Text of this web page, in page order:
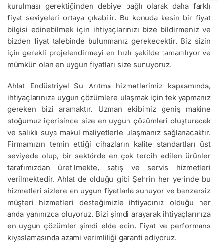
kurulması gerektiğinden debiye bağlı olarak daha farklı
fiyat seviyeleri ortaya çıkabilir. Bu konuda kesin bir fiyat
bilgisi edinebilmek için ihtiyaçlarınızı bize bildirmeniz ve
bizden fiyat talebinde bulunmanız gerekecektir. Biz sizin
için gerekli projelendirmeyi en hızlı şekilde tamamlıyor ve
mümkün olan en uygun fiyatları size sunuyoruz.
Ahlat Endüstriyel Su Arıtma hizmetlerimiz kapsamında,
ihtiyaçlarınıza uygun çözümlere ulaşmak için tek yapmanız
gereken bizi aramaktır. Uzman ekibimiz geniş makine
stoğumuz içerisinde size en uygun çözümleri oluşturacak
ve salıklı suya makul maliyetlerle ulaşmanız sağlanacaktır.
Firmamızın temin ettiği cihazların kalite standartları üst
seviyede olup, bir sektörde en çok tercih edilen ürünler
tarafımızdan üretilmekte, satış ve servis hizmetleri
verilmektedir. Ahlat de olduğu gibi Şehrin her yerinde bu
hizmetleri sizlere en uygun fiyatlarla sunuyor ve benzersiz
müşteri hizmetleri desteğimizle ihtiyacınız olduğu her
anda yanınızda oluyoruz. Bizi şimdi arayarak ihtiyaçlarınıza
en uygun çözümler şimdi elde edin. Fiyat ve performans
kıyaslamasında azami verimliliği garanti ediyoruz.